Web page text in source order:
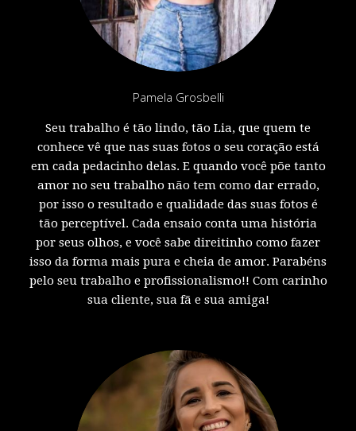
Pamela Grosbelli
Seu trabalho é tão lindo, tão Lia, que quem te
conhece vê que nas suas fotos o seu coração está
em cada pedacinho delas. E quando você põe tanto
amor no seu trabalho não tem como dar errado,
por isso o resultado e qualidade das suas fotos é
tão perceptível. Cada ensaio conta uma história
por seus olhos, e você sabe direitinho como fazer
isso da forma mais pura e cheia de amor. Parabéns
pelo seu trabalho e profissionalismo!! Com carinho
sua cliente, sua fã e sua amiga!